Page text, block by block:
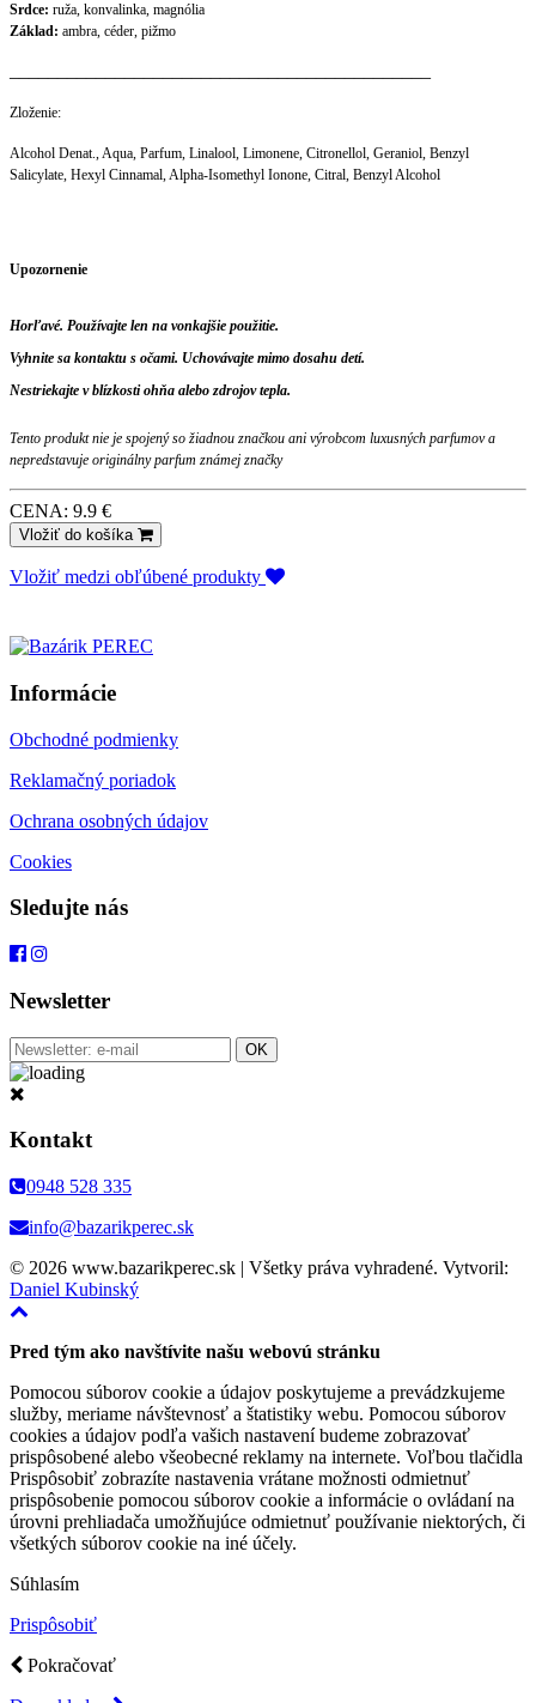
Srdce: ruža, konvalinka, magnólia
Základ: ambra, céder, pižmo
Zloženie:
Alcohol Denat., Aqua, Parfum, Linalool, Limonene, Citronellol, Geraniol, Benzyl
Salicylate, Hexyl Cinnamal, Alpha-Isomethyl Ionone, Citral, Benzyl Alcohol
Upozornenie
Horľavé. Používajte len na vonkajšie použitie.
Vyhnite sa kontaktu s očami. Uchovávajte mimo dosahu detí.
Nestriekajte v blízkosti ohňa alebo zdrojov tepla.
Tento produkt nie je spojený so žiadnou značkou ani výrobcom luxusných parfumov a
nepredstavuje originálny parfum známej značky
CENA: 9.9 €
Vložiť do košíka
Vložiť medzi obľúbené produkty
Informácie
Obchodné podmienky
Reklamačný poriadok
Ochrana osobných údajov
Cookies
Sledujte nás
Newsletter
Kontakt
0948 528 335
info@bazarikperec.sk
© 2026 www.bazarikperec.sk | Všetky práva vyhradené. Vytvoril:
Daniel Kubinský
Pred tým ako navštívite našu webovú stránku
Pomocou súborov cookie a údajov poskytujeme a prevádzkujeme
služby, meriame návštevnosť a štatistiky webu. Pomocou súborov
cookies a údajov podľa vašich nastavení budeme zobrazovať
prispôsobené alebo všeobecné reklamy na internete. Voľbou tlačidla
Prispôsobiť zobrazíte nastavenia vrátane možnosti odmietnuť
prispôsobenie pomocou súborov cookie a informácie o ovládaní na
úrovni prehliadača umožňujúce odmietnuť používanie niektorých, či
všetkých súborov cookie na iné účely.
Súhlasím
Prispôsobiť
Pokračovať